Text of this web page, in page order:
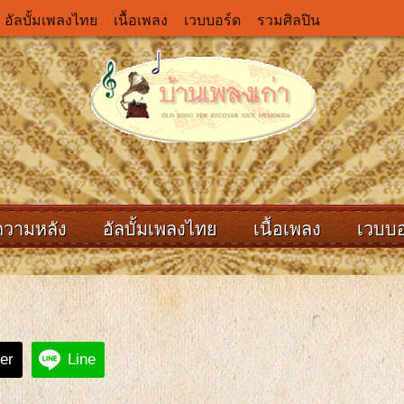
อัลบั้มเพลงไทย เนื้อเพลง เวบบอร์ด รวมศิลปิน
ามหลัง อัลบั้มเพลงไทย เนื้อเพลง เวบบ
Line